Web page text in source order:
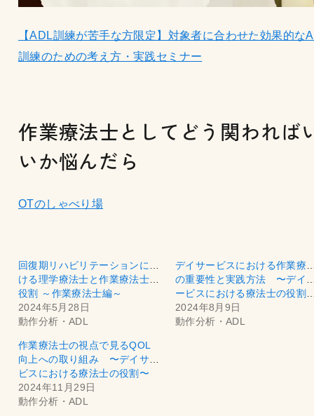
【ADL訓練が苦手な方限定】対象者に合わせた効果的な
訓練のための考え方・実践セミナー
作業療法士としてどう関われば
いか悩んだら
OTのしゃべり場
回復期リハビリテーションにお
ける理学療法士と作業療法士の
役割 ～作業療法士編～
2024年5月28日
動作分析・ADL
デイサービスにおける作業療
の重要性と実践方法 〜デイ
2024年8月9日
動作分析・ADL
作業療法士の視点で見るQOL
向上への取り組み 〜デイサー
ビスにおける療法士の役割〜
2024年11月29日
動作分析・ADL